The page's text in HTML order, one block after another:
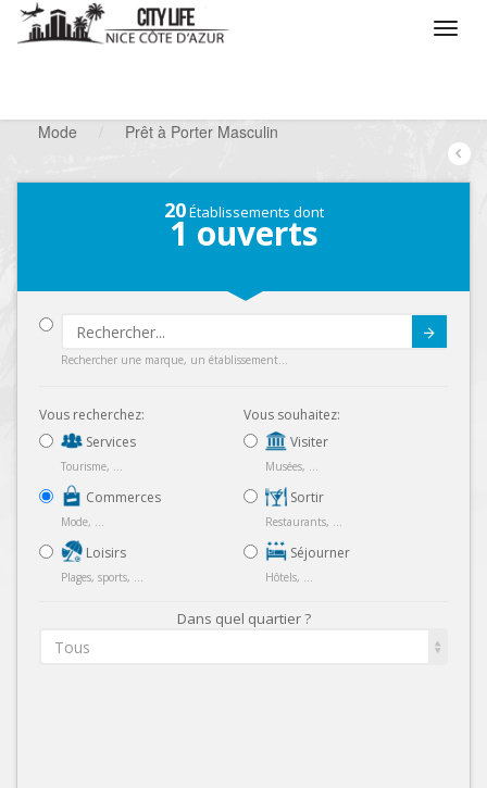
Mode
Prêt à Porter Masculin
20Établissements dont
1 ouverts
Rechercher une marque, un établissement...
Vous recherchez:
Services
Tourisme, ...
Commerces
Mode, ...
Loisirs
Plages, sports, ...
Vous souhaitez:
Visiter
Musées, ...
Sortir
Restaurants, ...
Séjourner
Hôtels, ...
Dans quel quartier ?
Tous